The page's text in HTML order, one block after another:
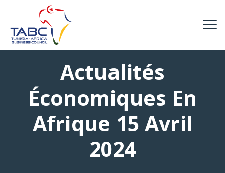
Actualités
Économiques En
Afrique 15 Avril
2024